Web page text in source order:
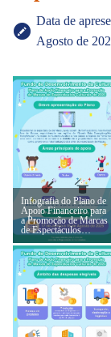
Data de
Agosto de
Infografia do Plano de
Apoio Financeiro para
a Promoção de Marcas
de Espectáculos
Culturais de 2025 (1)